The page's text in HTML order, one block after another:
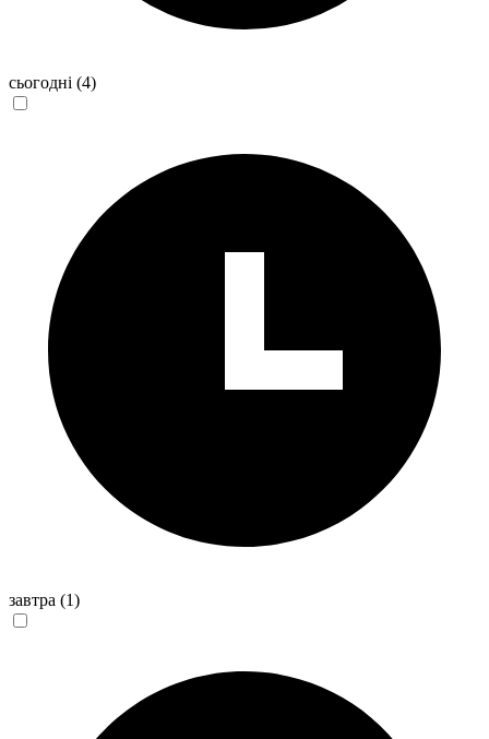
сьогодні (4)
завтра (1)